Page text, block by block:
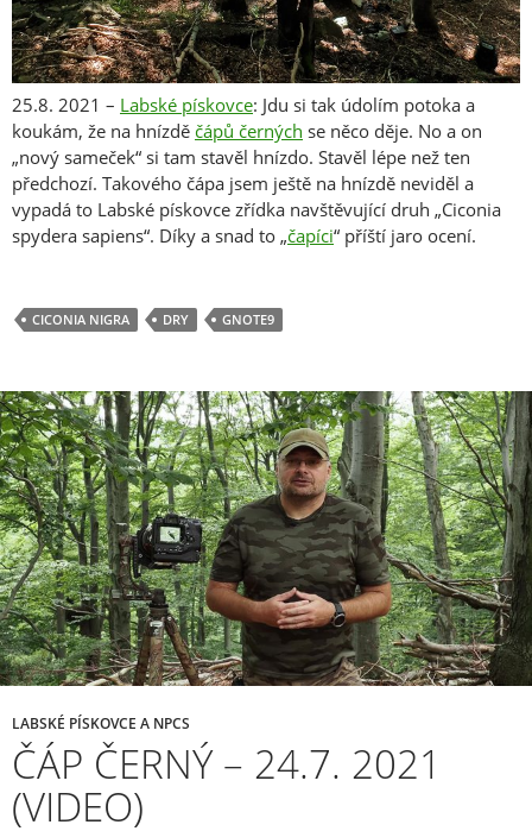
25.8. 2021 – Labské pískovce: Jdu si tak údolím potoka a
koukám, že na hnízdě čápů černých se něco děje. No a on
„nový sameček“ si tam stavěl hnízdo. Stavěl lépe než ten
předchozí. Takového čápa jsem ještě na hnízdě neviděl a
vypadá to Labské pískovce zřídka navštěvující druh „Ciconia
spydera sapiens“. Díky a snad to „čapíci“ příští jaro ocení.
CICONIA NIGRA DRY GNOTE9
LABSKÉ PÍSKOVCE A NPCS
ČÁP ČERNÝ – 24.7. 2021
(VIDEO)